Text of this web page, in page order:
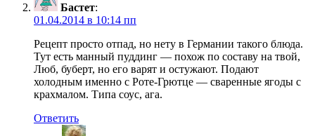
Бастет:
01.04.2014 в 10:14 пп
Рецепт просто отпад, но нету в Германии такого блюда.
Тут есть манный пуддинг — похож по составу на твой,
Люб, буберт, но его варят и остужают. Подают
холодным именно с Роте-Грютце — сваренные ягоды с
крахмалом. Типа соус, ага.
Ответить